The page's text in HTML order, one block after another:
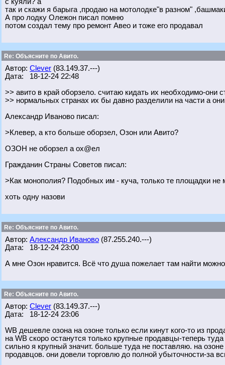
так и скажи я барыга ,продаю на мотолодке"в разном"
А про лодку Олежон писал помню
потом создал тему про ремонт Авео и тоже его продавал
Re: Объясните по Авито.
Автор: Clever (83.149.37.---)
Дата: 18-12-24 22:48
>> авито в край оборзело. считаю кидать их необходимо-они
>> нормальных странах их бы давно разделили на части а
Александр Иваново писал:
>Клевер, а кто больше оборзел, Озон или Авито?
ОЗОН не оборзел а ох@ел
Гражданин Страны Советов писал:
>Как монополия? Подобных им - куча, только те площадки не
хоть одну назови
Re: Объясните по Авито.
Автор: Александр Иваново (87.255.240.---)
Дата: 18-12-24 23:00
А мне Озон нравится. Всё что душа пожелает там найти
Re: Объясните по Авито.
Автор: Clever (83.149.37.---)
Дата: 18-12-24 23:06
WB дешевле озона на озоне только если кинут кого-то из
на WB скоро останутся только крупные продавцы-теперь
сильно я крупный значит. больше туда не поставляю. на
продавцов. они довели торговлю до полной убыточности-за